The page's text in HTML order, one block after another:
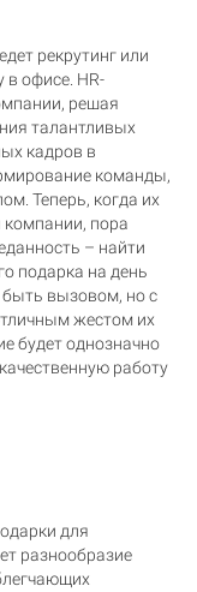
рекрутинг или
в офисе. HR-
решая
талантливых
кадров в
команды,
Теперь, когда их
компании, пора
– найти
подарка на день
вызовом, но с
жестом их
будет однозначно
работу
для
разнообразие